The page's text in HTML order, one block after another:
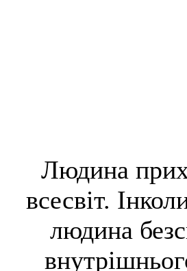
Людина
всесвіт.
людина